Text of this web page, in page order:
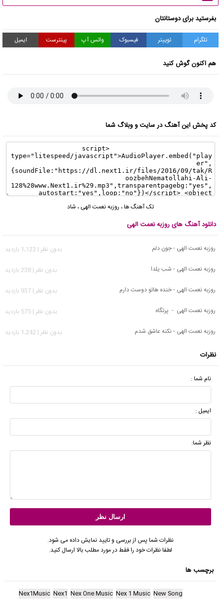
بفرستید برای دوستانتان
تلگرام توییتر فیسبوک واتس آپ پینترست ایمیل
هم اکنون گوش کنید
کد پخش این آهنگ در سایت و وبلاگ شما
تک آهنگ ها، روزبه نعمت الهی ، شاد
دانلود آهنگ های روزبه نعمت الهی
روزبه نعمت الهی - جون دلم
بدون نظر | 1,122 بازدید
روزبه نعمت الهی - ﺷﺐ ﻳﻠﺪا
بدون نظر | 238 بازدید
روزبه نعمت الهی - خنده هاتو دوست دارم
بدون نظر | 937 بازدید
روزبه نعمت الهی - پرتگاه
بدون نظر | 575 بازدید
روزبه نعمت الهی - نکنه عاشق شدم
بدون نظر | 1,242 بازدید
نظرات
نام شما :
ایمیل :
نظر شما:
نظرات شما پس از بررسی و تایید نمایش داده می شود.
لطفا نظرات خود را فقط در مورد مطلب بالا ارسال کنید.
برچسب ها
New Song
Nex 1 Music
Nex One Music
Nex1
Nex1Music